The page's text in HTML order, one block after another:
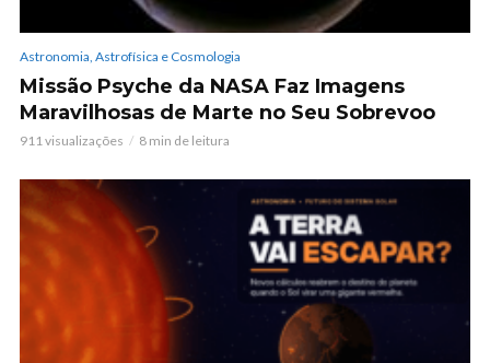
Astronomia, Astrofísica e Cosmologia
Missão Psyche da NASA Faz Imagens
Maravilhosas de Marte no Seu Sobrevoo
911 visualizações 8 min de leitura